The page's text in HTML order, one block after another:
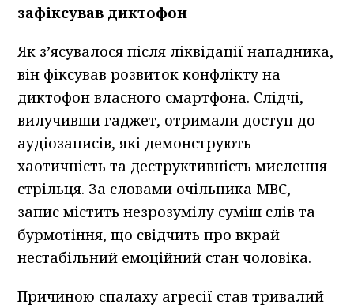
зафіксував диктофон
Як з’ясувалося після ліквідації нападника,
він фіксував розвиток конфлікту на
диктофон власного смартфона. Слідчі,
вилучивши гаджет, отримали доступ до
аудіозаписів, які демонструють
хаотичність та деструктивність мислення
стрільця. За словами очільника МВС,
запис містить незрозумілу суміш слів та
бурмотіння, що свідчить про вкрай
нестабільний емоційний стан чоловіка.
Причиною спалаху агресії став тривалий